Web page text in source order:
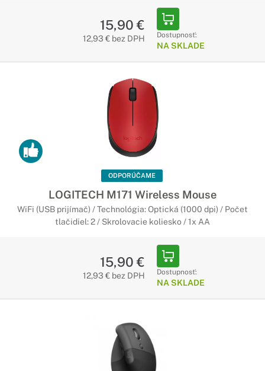
15,90 €
12,93 € bez DPH Dostupnosť:
NA SKLADE
ODPORÚČAME
LOGITECH M171 Wireless Mouse
WiFi (USB prijímač) / Technológia: Optická (1000 dpi) / Počet
tlačidiel: 2 / Skrolovacie koliesko / 1x AA
15,90 €
12,93 € bez DPH Dostupnosť:
NA SKLADE